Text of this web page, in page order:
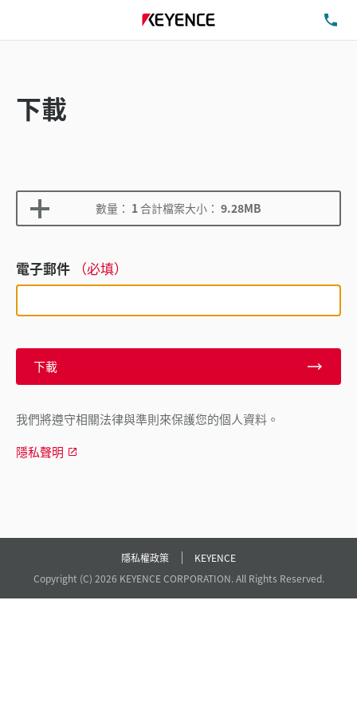
下載
數量： 1合計檔案大小： 9.28MB
電子郵件 （必填）
下載
我們將遵守相關法律與準則來保護您的個人資料。
隱私聲明
隱私權政策
KEYENCE
Copyright (C) 2026 KEYENCE CORPORATION. All Rights Reserved.